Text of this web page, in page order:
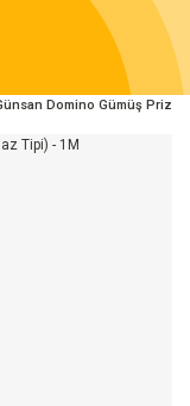
Domino Gümüş Priz